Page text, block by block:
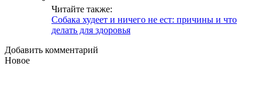
Читайте также:
Собака худеет и ничего не ест: причины и что
делать для здоровья
Добавить комментарий
Новое